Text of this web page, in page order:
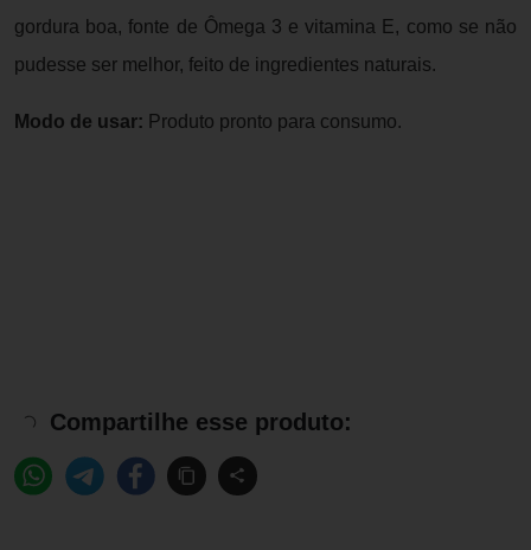
gordura boa, fonte de Ômega 3 e vitamina E, como se não
pudesse ser melhor, feito de ingredientes naturais.
Modo de usar: Produto pronto para consumo.
Compartilhe esse produto: